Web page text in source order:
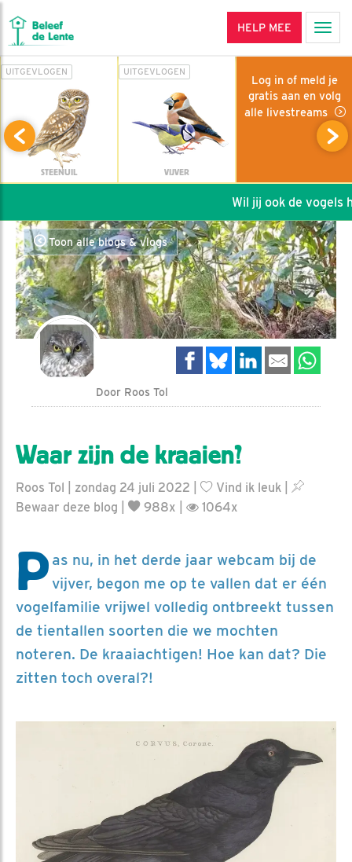
HELP MEE
UITGEVLOGEN
STEENUIL
UITGEVLOGEN
VIJVER
Log in of meld je
gratis aan en volg
alle livestreams
Wil jij ook de vogels
Toon alle blogs & vlogs
Door Roos Tol
Waar zijn de kraaien?
Roos Tol | zondag 24 juli 2022 | Vind ik leuk
Bewaar deze blog
988x | 1064x
P as nu, in het derde jaar webcam bij de
vijver, begon me op te vallen dat er één
vogelfamilie vrijwel volledig ontbreekt tussen
de tientallen soorten die we mochten
noteren. De kraaiachtigen! Hoe kan dat? Die
zitten toch overal?!